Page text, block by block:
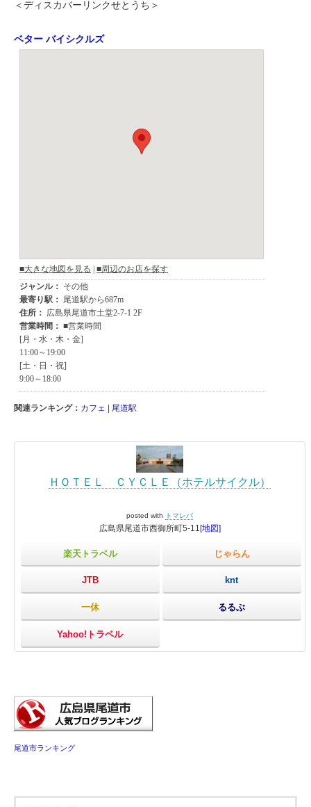
＜ディスカバーリンクせとうち＞
ベター バイシクルズ
関連ランキング： カフェ 尾道駅
ＨＯＴＥＬ ＣＹＣＬＥ（ホテルサイクル）
posted with トマレバ
広島県尾道市西御所町5-11 [地図]
楽天トラベル じゃらん
JTB knt
一休 るるぶ
Yahoo!トラベル
尾道市ランキング